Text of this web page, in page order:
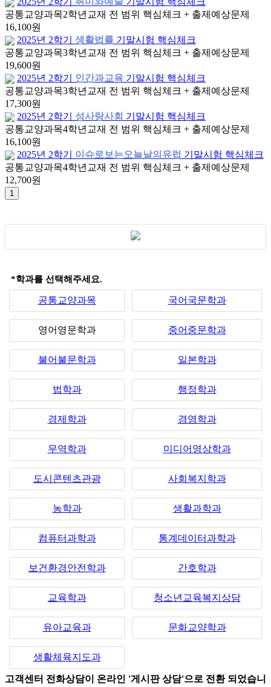
공통교양과목2학년 교재 전 범위 핵심체크 + 출제예상문제
16,100원
2025년 2학기
생활법률 기말시험 핵심체크
공통교양과목3학년 교재 전 범위 핵심체크 + 출제예상문제
19,600원
2025년 2학기
인간과교육 기말시험 핵심체크
공통교양과목3학년 교재 전 범위 핵심체크 + 출제예상문제
17,300원
2025년 2학기
성사랑사회 기말시험 핵심체크
공통교양과목4학년 교재 전 범위 핵심체크 + 출제예상문제
16,100원
2025년 2학기
이슈로보는오늘날의유럽 기말시험 핵심체크
공통교양과목4학년 교재 전 범위 핵심체크 + 출제예상문제
12,700원
*학과를 선택해주세요.
공통교양과목 국어국문학과
영어영문학과 중어중문학과
불어불문학과 일본학과
법학과 행정학과
경제학과 경영학과
무역학과 미디어영상학과
도시콘텐츠관광 사회복지학과
농학과 생활과학과
컴퓨터과학과 통계데이터과학과
보건환경안전학과 간호학과
교육학과 청소년교육복지상담
유아교육과 문화교양학과
생활체육지도과
고객센터 전화상담이 온라인 '게시판 상담'으로 전환 되었습니